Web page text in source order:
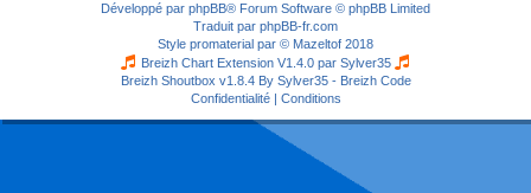
Développé par phpBB® Forum Software © phpBB Limited
Traduit par phpBB-fr.com
Style promaterial par © Mazeltof 2018
Breizh Chart Extension V1.4.0 par Sylver35
Breizh Shoutbox v1.8.4 By Sylver35 - Breizh Code
Confidentialité| Conditions